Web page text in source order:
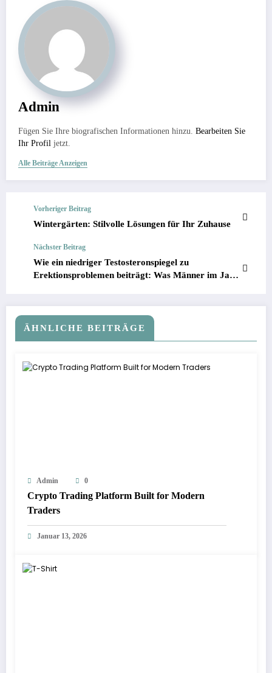
Admin
Fügen Sie Ihre biografischen Informationen hinzu. Bearbeiten Sie
Ihr Profil jetzt.
Alle Beiträge Anzeigen
Vorheriger Beitrag
Wintergärten: Stilvolle Lösungen für Ihr Zuhause
Nächster Beitrag
Wie ein niedriger Testosteronspiegel zu
Erektionsproblemen beiträgt: Was Männer im Jahr
ÄHNLICHE BEITRÄGE
Admin 0
Crypto Trading Platform Built for Modern
Traders
Januar 13, 2026